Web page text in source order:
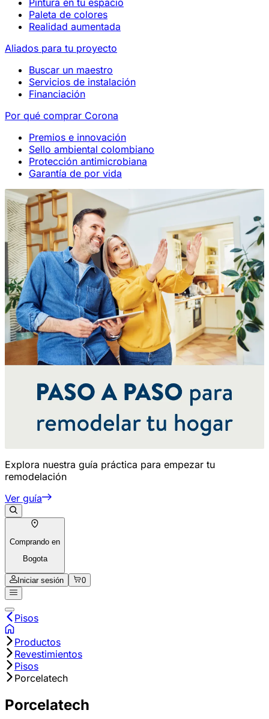
Pintura en tu espacio
Paleta de colores
Realidad aumentada
Aliados para tu proyecto
Buscar un maestro
Servicios de instalación
Financiación
Por qué comprar Corona
Premios e innovación
Sello ambiental colombiano
Protección antimicrobiana
Garantía de por vida
Explora nuestra guía práctica para empezar tu
remodelación
Ver guía
Comprando en
Bogota
Iniciar sesión 0
Pisos
Productos
Revestimientos
Pisos
Porcelatech
Porcelatech